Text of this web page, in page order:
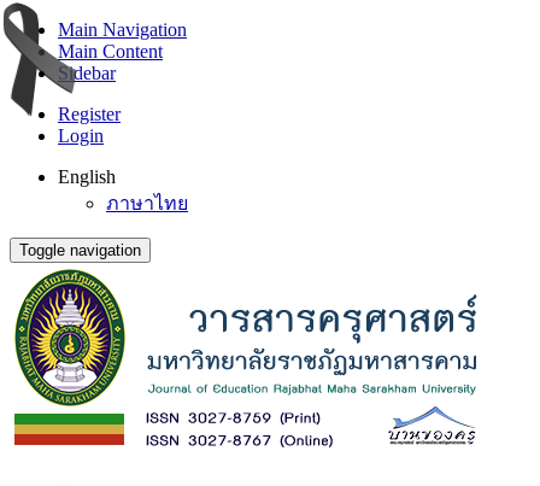
Main Navigation
Main Content
Sidebar
Register
Login
English
ภาษาไทย
Toggle navigation